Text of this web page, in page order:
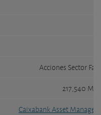
Acciones Sector
217,540
Caixabank Asset